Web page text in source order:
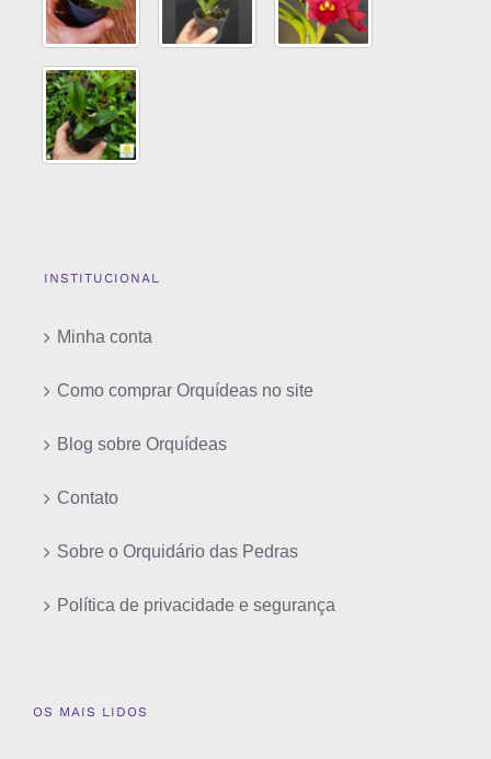
INSTITUCIONAL
Minha conta
Como comprar Orquídeas no site
Blog sobre Orquídeas
Contato
Sobre o Orquidário das Pedras
Política de privacidade e segurança
OS MAIS LIDOS